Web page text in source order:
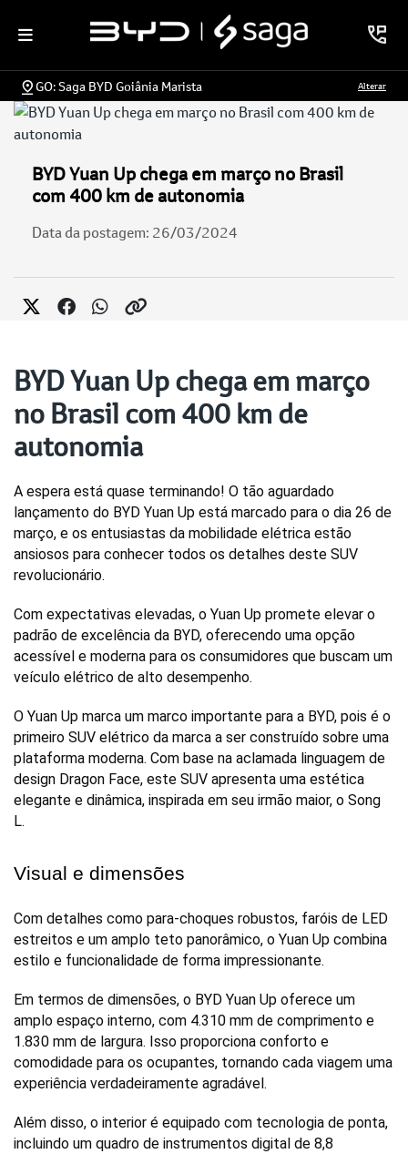
GO: Saga BYD Goiânia Marista Alterar
BYD Yuan Up chega em março no Brasil
com 400 km de autonomia
Data da postagem: 26/03/2024
BYD Yuan Up chega em março
no Brasil com 400 km de
autonomia
A espera está quase terminando! O tão aguardado
lançamento do BYD Yuan Up está marcado para o dia 26 de
março, e os entusiastas da mobilidade elétrica estão
ansiosos para conhecer todos os detalhes deste SUV
revolucionário.
Com expectativas elevadas, o Yuan Up promete elevar o
padrão de excelência da BYD, oferecendo uma opção
acessível e moderna para os consumidores que buscam um
veículo elétrico de alto desempenho.
O Yuan Up marca um marco importante para a BYD, pois é o
primeiro SUV elétrico da marca a ser construído sobre uma
plataforma moderna. Com base na aclamada linguagem de
design Dragon Face, este SUV apresenta uma estética
elegante e dinâmica, inspirada em seu irmão maior, o Song
L.
Visual e dimensões
Com detalhes como para-choques robustos, faróis de LED
estreitos e um amplo teto panorâmico, o Yuan Up combina
estilo e funcionalidade de forma impressionante.
Em termos de dimensões, o BYD Yuan Up oferece um
amplo espaço interno, com 4.310 mm de comprimento e
1.830 mm de largura. Isso proporciona conforto e
comodidade para os ocupantes, tornando cada viagem uma
experiência verdadeiramente agradável.
Além disso, o interior é equipado com tecnologia de ponta,
incluindo um quadro de instrumentos digital de 8,8